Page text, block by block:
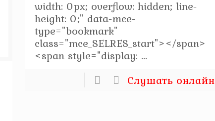
width: 0px; overflow: hidden; line-
height: 0;" data-mce-
type="bookmark"
class="mce_SELRES_start"> </span>
<span style="display: ...
Слушать онлайн